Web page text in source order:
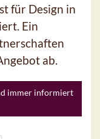
für Design in
Ein
ab.
immer informiert